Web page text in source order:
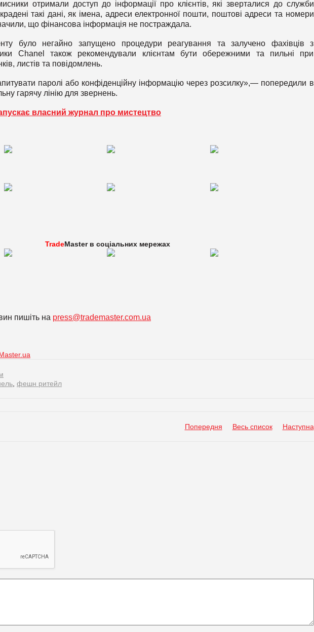
отримали доступ до інформації про клієнтів, які зверталися до служби
такі дані, як імена, адреси електронної пошти, поштові адреси та номери
що фінансова інформація не постраждала.
було негайно запущено процедури реагування та залучено фахівців з
Chanel також рекомендували клієнтам бути обережними та пильні при
листів та повідомлень.
паролі або конфіденційну інформацію через розсилку»,— попередили в
гарячу лінію для звернень.
власний журнал про мистецтво
TradeMaster в соціальних мережах
пишіть на press@trademaster.com.ua
фешн ритейл
Попередня Весь список Наступна